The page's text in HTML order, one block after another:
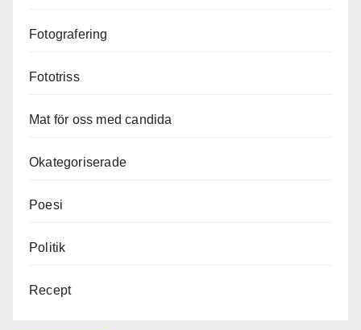
Fotografering
Fototriss
Mat för oss med candida
Okategoriserade
Poesi
Politik
Recept